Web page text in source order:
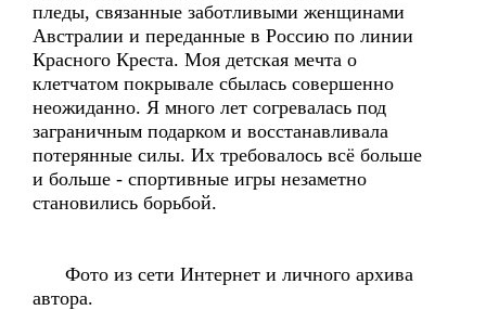
пледы, связанные заботливыми женщинами
Австралии и переданные в Россию по линии
Красного Креста. Моя детская мечта о
клетчатом покрывале сбылась совершенно
неожиданно. Я много лет согревалась под
заграничным подарком и восстанавливала
потерянные силы. Их требовалось всё больше
и больше - спортивные игры незаметно
становились борьбой.
Фото из сети Интернет и личного архива
автора.